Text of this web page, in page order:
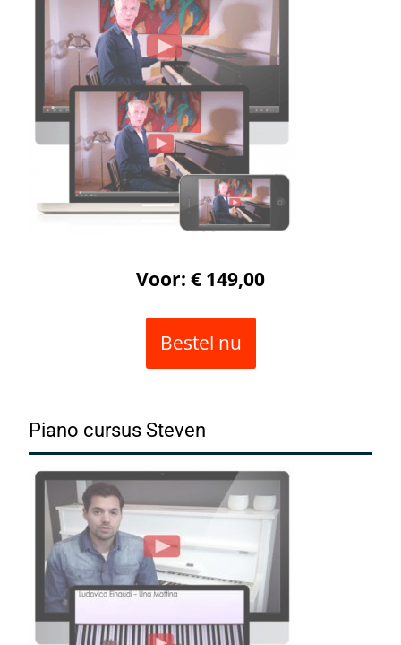
Voor: € 149,00
Bestel nu
Piano cursus Steven